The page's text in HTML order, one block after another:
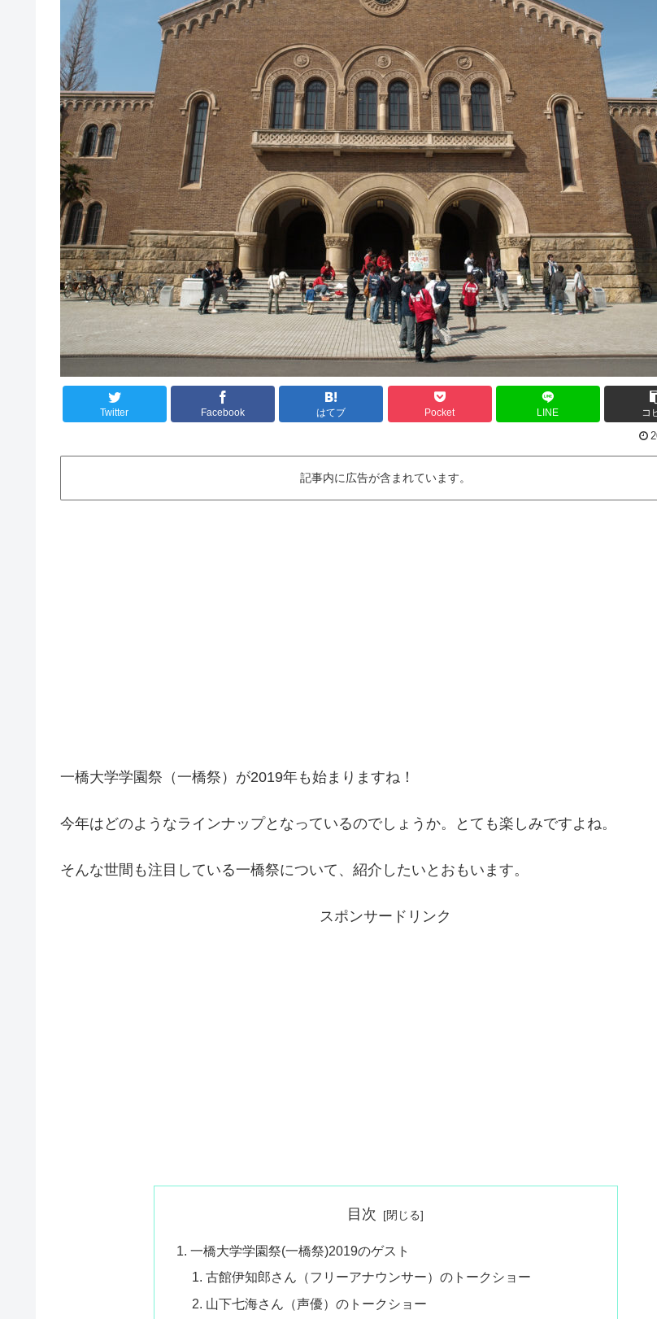
Twitter Facebook はてブ Pocket LINE コ
記事内に広告が含まれています。
一橋大学学園祭（一橋祭）が2019年も始まりますね！
今年はどのようなラインナップとなっているのでしょうか。とても楽しみですよね。
そんな世間も注目している一橋祭について、紹介したいとおもいます。
スポンサードリンク
目次
一橋大学学園祭(一橋祭)2019のゲスト
古館伊知郎さん（フリーアナウンサー）のトークショー
山下七海さん（声優）のトークショー